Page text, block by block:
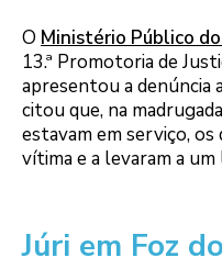
O Ministério Público do
13.ª Promotoria de
apresentou a denúncia
citou que, na
estavam em serviço,
vítima e a levaram a
Júri em Foz